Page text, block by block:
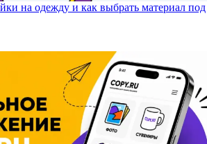
на одежду и как выбрать материал под